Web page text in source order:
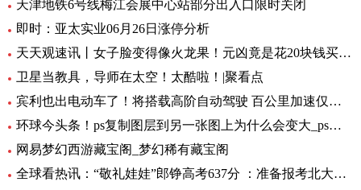
天津地铁6号线梅江会展中心站部分出入口限时关闭
即时：亚太实业06月26日涨停分析
天天观速讯丨女子脸变得像火龙果！元凶竟是花20块钱买的……
卫星当教具，导师在太空！太酷啦！|聚看点
宾利也出电动车了！将搭载高阶自动驾驶 百公里加速仅需1.5秒 全球要闻
环球今头条！ps复制图层到另一张图上为什么会变大_ps复制图层到另一张图
网易梦幻西游藏宝阁_梦幻稀有藏宝阁
全球看热讯：“敬礼娃娃”郎铮高考637分 ：准备报考北大，未来做公务员为人民服务